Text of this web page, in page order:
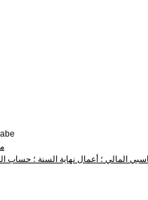
المالي ؛ أعمال نهاية السنة ؛ حساب